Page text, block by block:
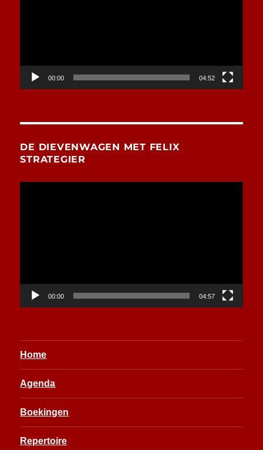
00:00 04:52
DE DIEVENWAGEN MET FELIX
STRATEGIER
00:00 04:57
Home
Agenda
Boekingen
Repertoire